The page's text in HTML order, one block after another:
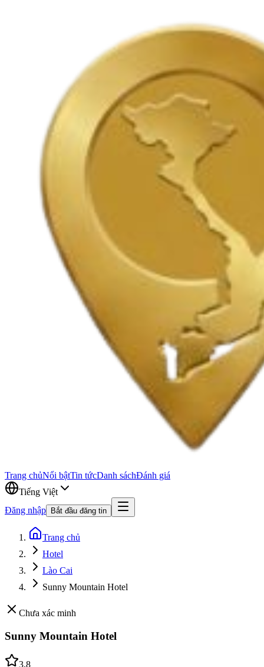
Trang chủNổi bậtTin tứcDanh sáchĐánh giá
Tiếng Việt
Đăng nhập
Bắt đầu đăng tin
Trang chủ
Hotel
Lào Cai
Sunny Mountain Hotel
Chưa xác minh
Sunny Mountain Hotel
3.8